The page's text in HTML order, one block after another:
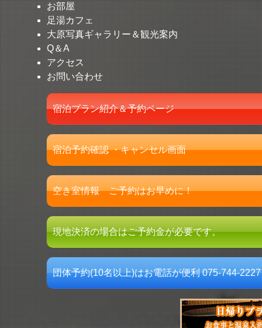
お部屋
足湯カフェ
大原写真ギャラリー＆観光案内
Q＆A
アクセス
お問い合わせ
宿泊プラン紹介＆予約ページ
宿泊予約確認 ・キャンセル画面
空き室情報 ご予約はお早めに！
現地決済の場合はご予約金が必要です。
団体予約(10名以上)はお電話が便利 075-744-2227